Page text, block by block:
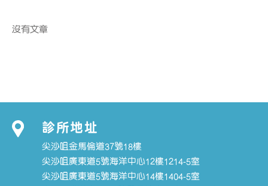
沒有文章
診所地址
尖沙咀金馬倫道37號18樓
尖沙咀廣東道5號海洋中心12樓1214-5室
尖沙咀廣東道5號海洋中心14樓1404-5室